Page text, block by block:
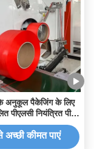
के अनुकूल पैकेजिंग के लिए
पीएलसी नियंत्रित पीपी
बैंड मशीन
कीमत पाएं